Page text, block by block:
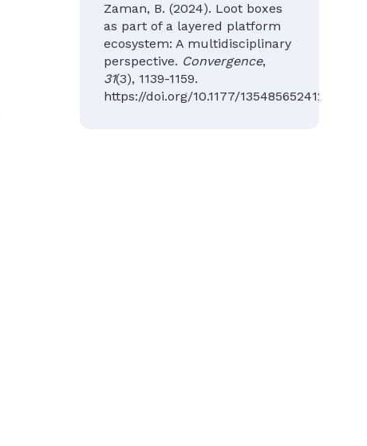
Zaman, B. (2024). Loot boxes
as part of a layered platform
ecosystem: A multidisciplinary
perspective. Convergence,
31(3), 1139-1159.
https://doi.org/10.1177/13548565241254513